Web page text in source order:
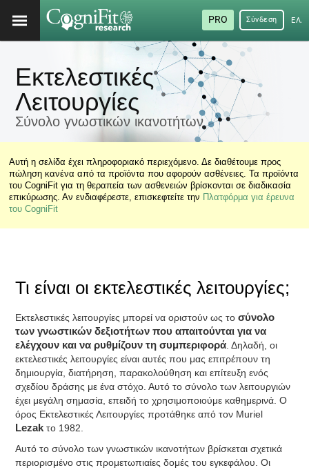
PRO Σύνδεση
Εκτελεστικές
Λειτουργίες
Σύνολο γνωστικών ικανοτήτων
Αυτή η σελίδα έχει πληροφοριακό περιεχόμενο. Δε διαθέτουμε προς
πώληση κανένα από τα προϊόντα που αφορούν ασθένειες. Τα προϊόντα
του CogniFit για τη θεραπεία των ασθενειών βρίσκονται σε διαδικασία
επικύρωσης. Αν ενδιαφέρεστε, επισκεφτείτε την Πλατφόρμα για έρευνα
του CogniFit
Τι είναι οι εκτελεστικές λειτουργίες;
Εκτελεστικές λειτουργίες μπορεί να οριστούν ως τοσύνολο
των γνωστικών δεξιοτήτων που απαιτούνται για να
ελέγχουν και να ρυθμίζουν τη συμπεριφορά . Δηλαδή, οι
εκτελεστικές λειτουργίες είναι αυτές που μας επιτρέπουν τη
δημιουργία, διατήρηση, παρακολούθηση και επίτευξη ενός
σχεδίου δράσης με ένα στόχο. Αυτό το σύνολο των λειτουργιών
έχει μεγάλη σημασία, επειδή το χρησιμοποιούμε καθημερινά. Ο
όρος Εκτελεστικές Λειτουργίες προτάθηκε από τον Muriel
Lezak το 1982.
Αυτό το σύνολο των γνωστικών ικανοτήτων βρίσκεται σχετικά
περιορισμένο στις προμετωπιαίες δομές του εγκεφάλου. Οι